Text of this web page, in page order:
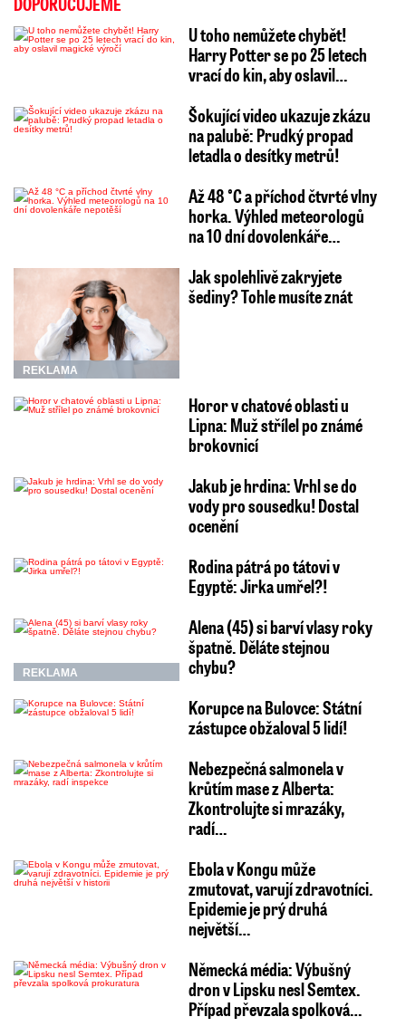
U toho nemůžete chybět!
Harry Potter se po 25 letech
vrací do kin, aby oslavil…
Šokující video ukazuje zkázu
na palubě: Prudký propad
letadla o desítky metrů!
Až 48 °C a příchod čtvrté vlny
horka. Výhled meteorologů
na 10 dní dovolenkáře…
REKLAMA
Jak spolehlivě zakryjete
šediny? Tohle musíte znát
Horor v chatové oblasti u
Lipna: Muž střílel po známé
brokovnicí
Jakub je hrdina: Vrhl se do
vody pro sousedku! Dostal
ocenění
Rodina pátrá po tátovi v
Egyptě: Jirka umřel?!
REKLAMA
Alena (45) si barví vlasy roky
špatně. Děláte stejnou
chybu?
Korupce na Bulovce: Státní
zástupce obžaloval 5 lidí!
Nebezpečná salmonela v
krůtím mase z Alberta:
Zkontrolujte si mrazáky,
radí…
Ebola v Kongu může
zmutovat, varují zdravotníci.
Epidemie je prý druhá
největší…
Německá média: Výbušný
dron v Lipsku nesl Semtex.
Případ převzala spolková…